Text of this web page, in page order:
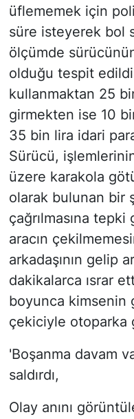
üflememek için
süre isteyerek bol
ölçümde
olduğu tespit
kullanmaktan 25
girmekten ise 10
35 bin lira idari
Sürücü,
üzere karakola
olarak bulunan bir
çağrılmasına
aracın
arkadaşının gelip
dakikalarca ısrar
boyunca kimsenin
çekiciyle otoparka
'Boşanma davam
saldırdı,
Olay anını